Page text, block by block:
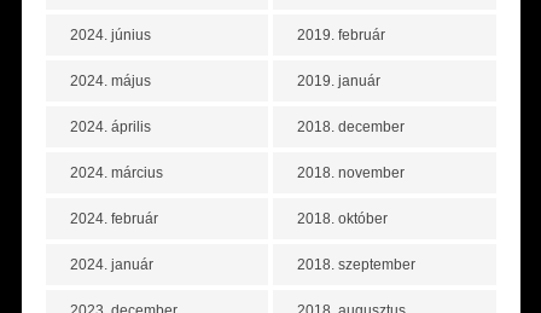
2024. június
2024. május
2024. április
2024. március
2024. február
2024. január
2019. február
2019. január
2018. december
2018. november
2018. október
2018. szeptember